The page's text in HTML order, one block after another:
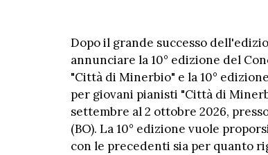
Dopo il grande successo
annunciare la 10° edizione del
"Città di Minerbio" e la 10°
per giovani pianisti "Città di
settembre al 2 ottobre 2026,
(BO). La 10° edizione vuole
con le precedenti sia per quanto